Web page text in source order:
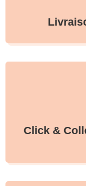
Click &